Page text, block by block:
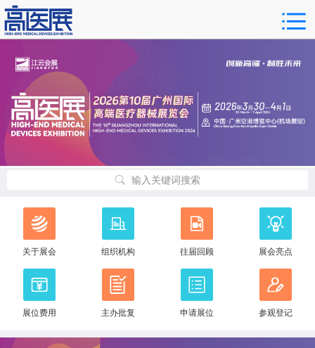
输入关键词搜索
关于展会 组织机构 往届回顾 展会亮点
展位费用 主办批复 申请展位 参观登记